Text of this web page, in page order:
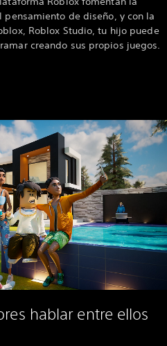
de diseño, y con la
Roblox Studio, tu hijo puede
creando sus propios juegos.
hablar entre ellos